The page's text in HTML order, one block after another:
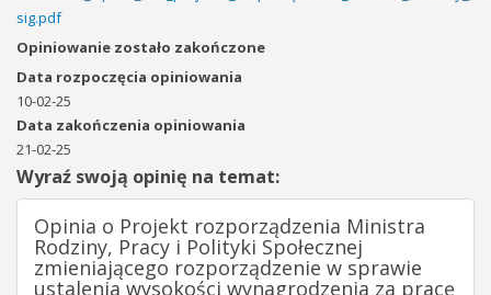
sig.pdf
Opiniowanie zostało zakończone
Data rozpoczęcia opiniowania
10-02-25
Data zakończenia opiniowania
21-02-25
Wyraź swoją opinię na temat:
Opinia o Projekt rozporządzenia Ministra
Rodziny, Pracy i Polityki Społecznej
zmieniającego rozporządzenie w sprawie
ustalenia wysokości wynagrodzenia za pracę